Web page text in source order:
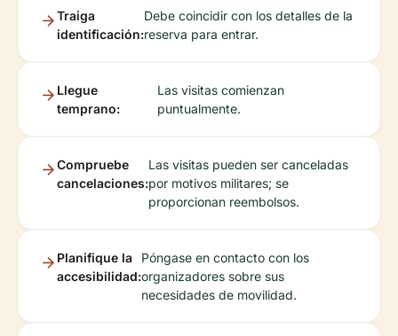
Traiga
identificación:
Debe coincidir con los detalles de la
reserva para entrar.
Llegue
temprano:
Las visitas comienzan
puntualmente.
Compruebe
cancelaciones:
Las visitas pueden ser canceladas
por motivos militares; se
proporcionan reembolsos.
Planifique la
accesibilidad:
Póngase en contacto con los
organizadores sobre sus
necesidades de movilidad.